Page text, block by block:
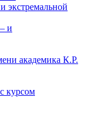
экстремальной
и
академика К.Р.
курсом